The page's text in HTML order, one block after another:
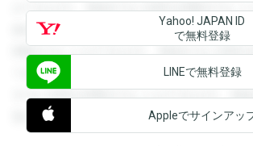
ができます。登録すると回答を閲覧するこ
録すると回答を閲覧することができます。
閲覧することができます。登録すると回答
できます。登録すると回答を閲覧すること
すると回答を閲覧することができます。登
覧することができます。
Yahoo! JAPAN ID
で無料登録
LINEで無料登録
Appleでサインアッ